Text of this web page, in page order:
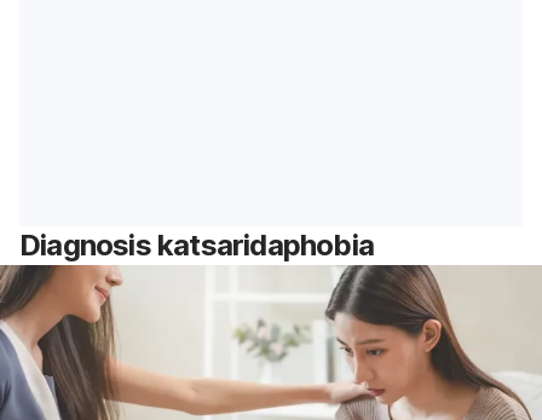
Diagnosis katsaridaphobia